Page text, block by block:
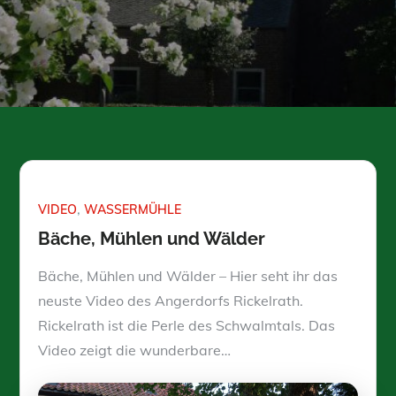
VIDEO WASSERMÜHLE
Bäche, Mühlen und Wälder
Bäche, Mühlen und Wälder – Hier seht ihr das
neuste Video des Angerdorfs Rickelrath.
Rickelrath ist die Perle des Schwalmtals. Das
Video zeigt die wunderbare…